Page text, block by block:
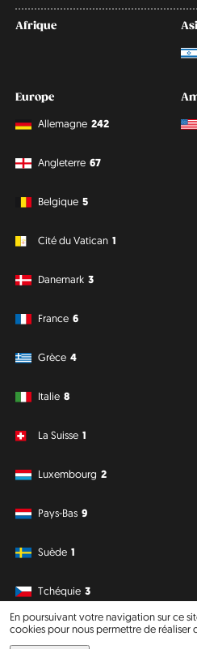
En poursuivant votre navigation sur ce
cookies pour nous permettre de réaliser
Afrique
Europe
Allemagne 242
Angleterre 67
Belgique 5
Cité du Vatican 1
Danemark 3
France 6
Grèce 4
Italie 8
La Suisse 1
Luxembourg 2
Pays-Bas 9
Suède 1
Tchéquie 3
Amérique du Sud